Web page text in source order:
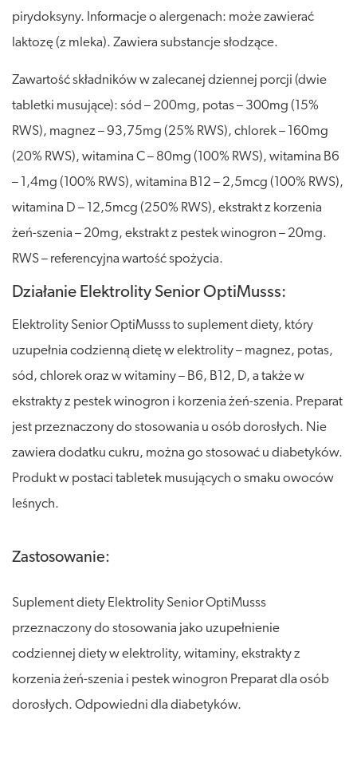
pirydoksyny. Informacje o alergenach: może zawierać
laktozę (z mleka). Zawiera substancje słodzące.
Zawartość składników w zalecanej dziennej porcji (dwie
tabletki musujące): sód – 200mg, potas – 300mg (15%
RWS), magnez – 93,75mg (25% RWS), chlorek – 160mg
(20% RWS), witamina C – 80mg (100% RWS), witamina B6
– 1,4mg (100% RWS), witamina B12 – 2,5mcg (100% RWS),
witamina D – 12,5mcg (250% RWS), ekstrakt z korzenia
żeń-szenia – 20mg, ekstrakt z pestek winogron – 20mg.
RWS – referencyjna wartość spożycia.
Działanie Elektrolity Senior OptiMusss:
Elektrolity Senior OptiMusss to suplement diety, który
uzupełnia codzienną dietę w elektrolity – magnez, potas,
sód, chlorek oraz w witaminy – B6, B12, D, a także w
ekstrakty z pestek winogron i korzenia żeń-szenia. Preparat
jest przeznaczony do stosowania u osób dorosłych. Nie
zawiera dodatku cukru, można go stosować u diabetyków.
Produkt w postaci tabletek musujących o smaku owoców
leśnych.
Zastosowanie:
Suplement diety Elektrolity Senior OptiMusss
przeznaczony do stosowania jako uzupełnienie
codziennej diety w elektrolity, witaminy, ekstrakty z
korzenia żeń-szenia i pestek winogron Preparat dla osób
dorosłych. Odpowiedni dla diabetyków.